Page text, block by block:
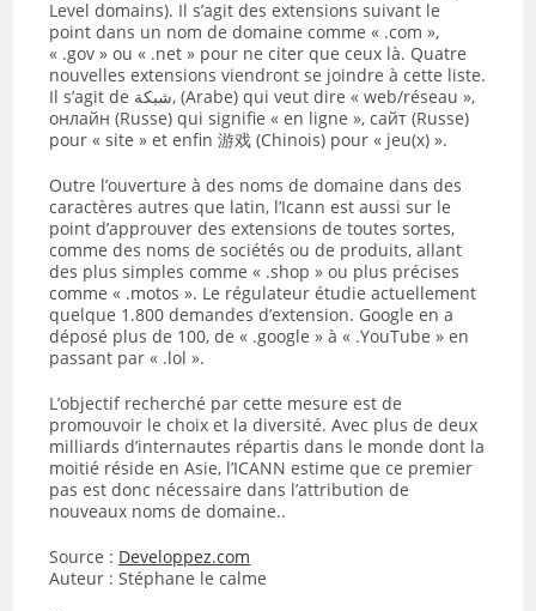
Level domains). Il s’agit des extensions suivant le
point dans un nom de domaine comme « .com »,
« .gov » ou « .net » pour ne citer que ceux là. Quatre
nouvelles extensions viendront se joindre à cette liste.
Il s’agit de شبكة, (Arabe) qui veut dire « web/réseau »,
онлайн (Russe) qui signifie « en ligne », сайт (Russe)
pour « site » et enfin 游戏 (Chinois) pour « jeu(x) ».
Outre l’ouverture à des noms de domaine dans des
caractères autres que latin, l’Icann est aussi sur le
point d’approuver des extensions de toutes sortes,
comme des noms de sociétés ou de produits, allant
des plus simples comme « .shop » ou plus précises
comme « .motos ». Le régulateur étudie actuellement
quelque 1.800 demandes d’extension. Google en a
déposé plus de 100, de « .google » à « .YouTube » en
passant par « .lol ».
L’objectif recherché par cette mesure est de
promouvoir le choix et la diversité. Avec plus de deux
milliards d’internautes répartis dans le monde dont la
moitié réside en Asie, l’ICANN estime que ce premier
pas est donc nécessaire dans l’attribution de
nouveaux noms de domaine..
Source : Developpez.com
Auteur : Stéphane le calme